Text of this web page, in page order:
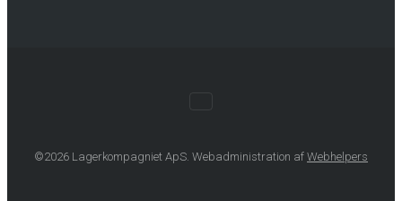
©2026 Lagerkompagniet ApS. Webadministration af Webhelpers